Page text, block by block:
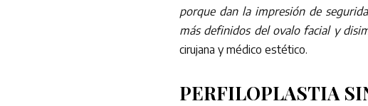
porque dan la impresión de
más definidos del ovalo facial y
cirujana y médico estético.
PERFILOPLASTIA